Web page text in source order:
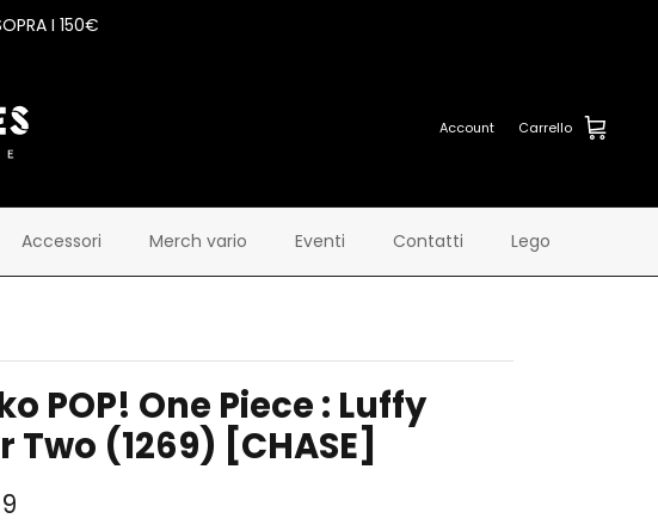
I 150€
Account Carrello
Accessori Merch vario Eventi Contatti Lego
POP! One Piece : Luffy
Two (1269) [CHASE]